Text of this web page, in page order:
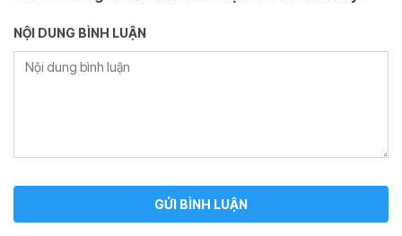
NỘI DUNG BÌNH LUẬN